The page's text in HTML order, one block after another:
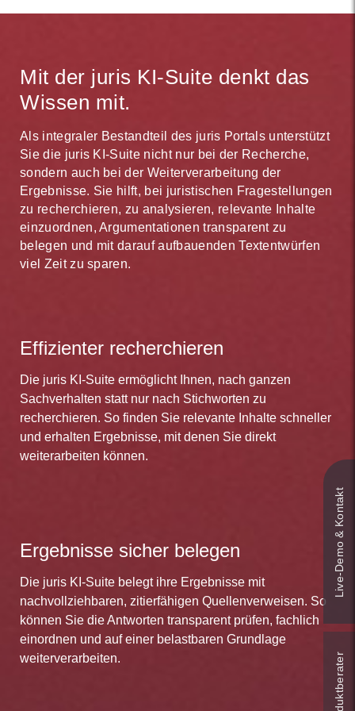
automatisch ergänzt. Ältere Jahrgänge werden
archiviert und bei jeder Recherche berücksichtigt.
lassen Sie ganz einfach durch das systemgestützte,
intelligente juris Monitoring beobachten.
Aktualisierungen sehen Sie bei jedem Login direkt in
Ihrem persönlichen Newsbereich. Auf Wunsch
werden Sie über Änderungen oder neue Inhalte
zusätzlich per E-Mail informiert. Dank juris sind Sie
schneller aktuell.
Mit der juris KI-Suite denkt das
Wissen mit.
Als integraler Bestandteil des juris Portals unterstützt
Sie die juris KI-Suite nicht nur bei der Recherche,
sondern auch bei der Weiterverarbeitung der
Ergebnisse. Sie hilft, bei juristischen Fragestellungen
zu recherchieren, zu analysieren, relevante Inhalte
einzuordnen, Argumentationen transparent zu
belegen und mit darauf aufbauenden Textentwürfen
viel Zeit zu sparen.
Effizienter recherchieren
Die juris KI-Suite ermöglicht Ihnen, nach ganzen
Sachverhalten statt nur nach Stichworten zu
recherchieren. So finden Sie relevante Inhalte schneller
und erhalten Ergebnisse, mit denen Sie direkt
weiterarbeiten können.
Ergebnisse sicher belegen
Die juris KI-Suite belegt ihre Ergebnisse mit
nachvollziehbaren, zitierfähigen Quellenverweisen. So
können Sie die Antworten transparent prüfen, fachlich
einordnen und auf einer belastbaren Grundlage
weiterverarbeiten.
Live‑Demo & Kontakt